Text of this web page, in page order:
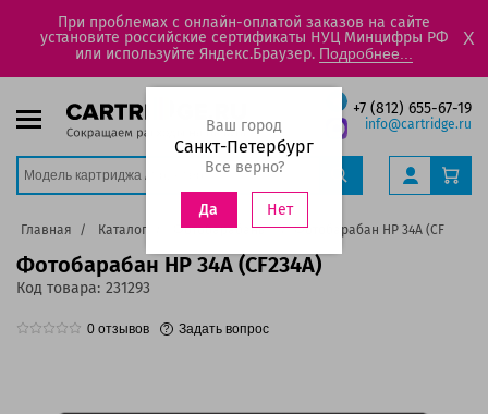
При проблемах с онлайн-оплатой заказов на сайте
установите российские сертификаты НУЦ Минцифры РФ
или используйте Яндекс.Браузер. Подробнее...
X
+7 (812) 655-67-19
info@cartridge.ru
Ваш город
Санкт-Петербург
Все верно?
Да Нет
Главная Каталог Фотобарабаны Фотобарабан HP 34A (CF234A)
Фотобарабан HP 34A (CF234A)
Код товара: 231293
0 отзывов Задать вопрос